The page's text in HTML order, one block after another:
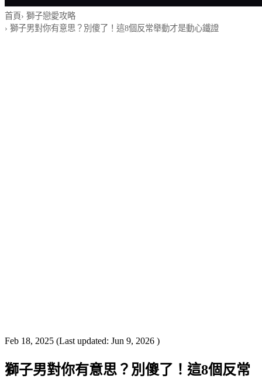
首頁› 獅子戀愛攻略
› 獅子男對你有意思？別傻了！這8個反常舉動才是動心鐵證
Feb 18, 2025 (Last updated: Jun 9, 2026 )
獅子男對你有意思？別傻了！這8個反常